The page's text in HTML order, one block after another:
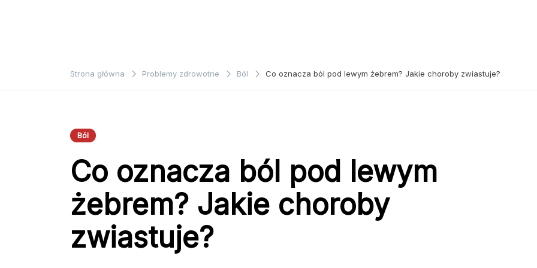
Strona główna Problemy zdrowotne Ból Co oznacza ból pod lewym żebrem? Jakie choroby zwiastuje?
Ból
Co oznacza ból pod lewym
żebrem? Jakie choroby
zwiastuje?